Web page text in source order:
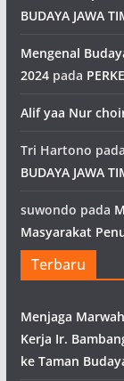
BUDAYA JAWA
Mengenal
2024pada
Alif yaa Nur
Tri Hartono pada
BUDAYA JAWA
suwondo pada
Masyarakat
Terbaru
Menjaga
Kerja Ir.
ke Taman